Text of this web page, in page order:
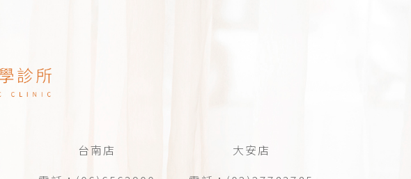
台南店
大安店